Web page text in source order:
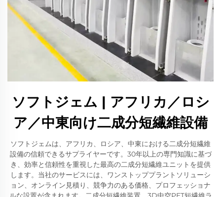
ソフトジェム | アフリカ／ロシ
ア／中東向け二成分短繊維設備
ソフトジェムは、アフリカ、ロシア、中東における二成分短繊維
設備の信頼できるサプライヤーです。30年以上の専門知識に基づ
き、効率と信頼性を重視した最高の二成分短繊維ユニットを提供
します。当社のサービスには、ワンストッププラントソリューシ
ョン、オンライン見積り、競争力のある価格、プロフェッショナ